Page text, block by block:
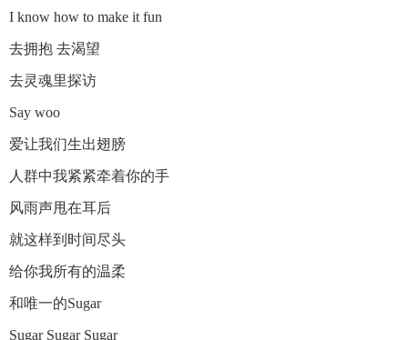
I know how to make it fun
去拥抱 去渴望
去灵魂里探访
Say woo
爱让我们生出翅膀
人群中我紧紧牵着你的手
风雨声甩在耳后
就这样到时间尽头
给你我所有的温柔
和唯一的Sugar
Sugar Sugar Sugar